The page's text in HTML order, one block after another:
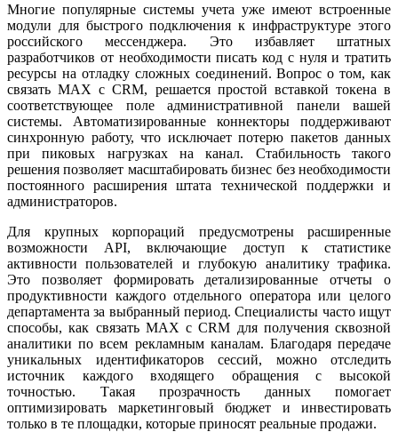
Многие популярные системы учета уже имеют встроенные
модули для быстрого подключения к инфраструктуре этого
российского мессенджера. Это избавляет штатных
разработчиков от необходимости писать код с нуля и тратить
ресурсы на отладку сложных соединений. Вопрос о том, как
связать MAX с CRM, решается простой вставкой токена в
соответствующее поле административной панели вашей
системы. Автоматизированные коннекторы поддерживают
синхронную работу, что исключает потерю пакетов данных
при пиковых нагрузках на канал. Стабильность такого
решения позволяет масштабировать бизнес без необходимости
постоянного расширения штата технической поддержки и
администраторов.
Для крупных корпораций предусмотрены расширенные
возможности API, включающие доступ к статистике
активности пользователей и глубокую аналитику трафика.
Это позволяет формировать детализированные отчеты о
продуктивности каждого отдельного оператора или целого
департамента за выбранный период. Специалисты часто ищут
способы, как связать MAX с CRM для получения сквозной
аналитики по всем рекламным каналам. Благодаря передаче
уникальных идентификаторов сессий, можно отследить
источник каждого входящего обращения с высокой
точностью. Такая прозрачность данных помогает
оптимизировать маркетинговый бюджет и инвестировать
только в те площадки, которые приносят реальные продажи.